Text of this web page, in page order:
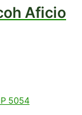
Aficio